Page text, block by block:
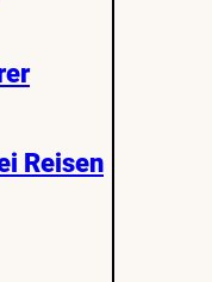
Reisen